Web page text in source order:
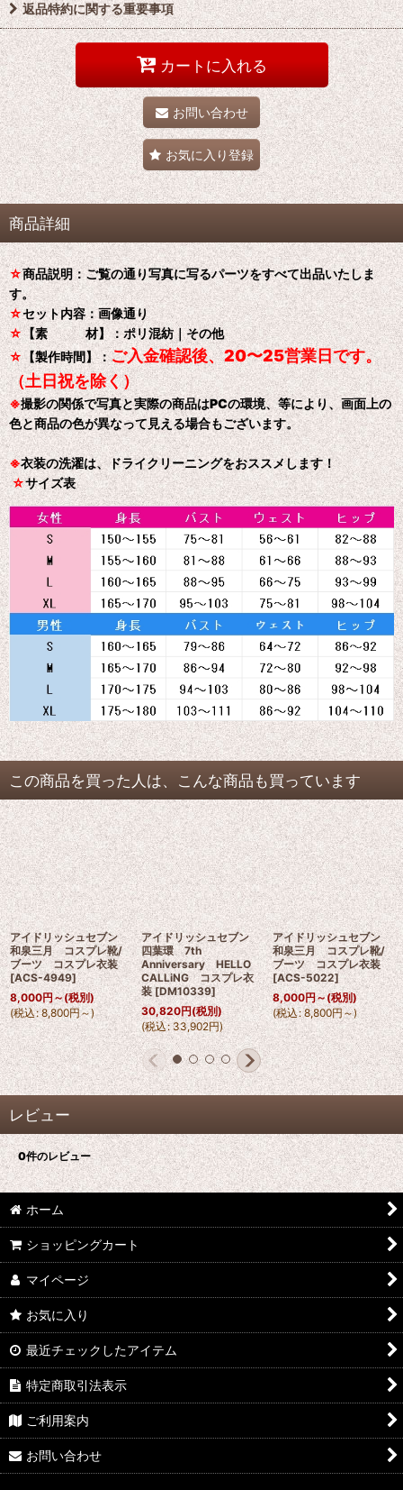
返品特約に関する重要事項
カートに入れる
お問い合わせ
お気に入り登録
商品詳細
☆商品説明：ご覧の通り写真に写るパーツをすべて出品いたしま
す。
☆セット内容：画像通り
☆【素 材】：ポリ混紡｜その他
☆【製作時間】：ご入金確認後、20〜25営業日です。
（土日祝を除く）
※撮影の関係で写真と実際の商品はPCの環境、等により、画面上の
色と商品の色が異なって見える場合もございます。
※衣装の洗濯は、ドライクリーニングをおススメします！
☆サイズ表
この商品を買った人は、こんな商品も買っています
アイドリッシュセブン
和泉三月 コスプレ靴/
ブーツ コスプレ衣装
[ACS-4949]
8,000円～(税別)
(税込: 8,800円～)
アイドリッシュセブン
四葉環 7th
Anniversary HELLO
CALLiNG コスプレ衣
装 [DM10339]
30,820円(税別)
(税込: 33,902円)
アイドリッシュセブン
和泉三月 コスプレ靴/
ブーツ コスプレ衣装
[ACS-5022]
8,000円～(税別)
(税込: 8,800円～)
レビュー
0件のレビュー
ホーム
ショッピングカート
マイページ
お気に入り
最近チェックしたアイテム
特定商取引法表示
ご利用案内
お問い合わせ